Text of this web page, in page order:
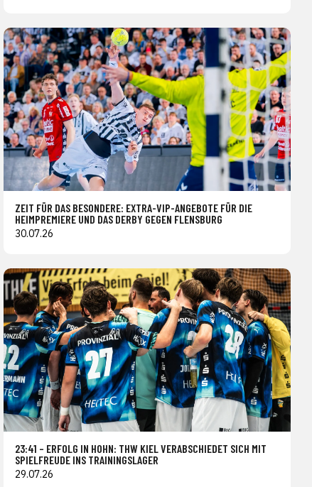
ZEIT FÜR DAS BESONDERE: EXTRA-VIP-ANGEBOTE FÜR DIE
HEIMPREMIERE UND DAS DERBY GEGEN FLENSBURG
30.07.26
23:41 – ERFOLG IN HOHN: THW KIEL VERABSCHIEDET SICH MIT
SPIELFREUDE INS TRAININGSLAGER
29.07.26